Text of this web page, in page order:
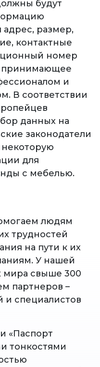
будут
адрес, размер,
контактные
номер
принимающее
и
В соответствии
данных на
законодатели
некоторую
для
с мебелью.
людям
трудностей
на пути к их
У нашей
мира свыше 300
партнеров –
и специалистов
«Паспорт
тонкостями